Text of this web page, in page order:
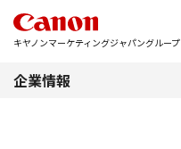
キヤノンマーケティングジャパングループ
企業情報